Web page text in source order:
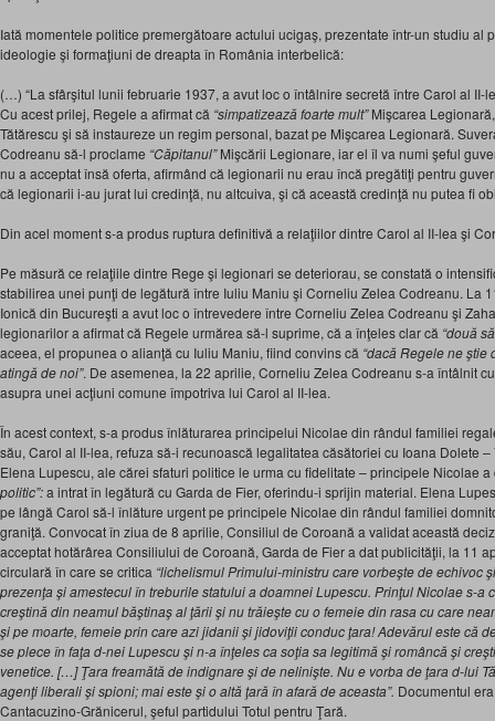
Iată momentele politice premergătoare actului ucigaş, prezentate într-un studiu al
ideologie şi formaţiuni de dreapta în România interbelică:
(…) “La sfârşitul lunii februarie 1937, a avut loc o întâlnire secretă între Carol al II-
Cu acest prilej, Regele a afirmat că “simpatizează foarte mult”Mişcarea
Tătărescu şi să instaureze un regim personal, bazat pe Mişcarea Legionară.
Codreanu să-l proclame “Căpitanul”Mişcării Legionare, iar el îl va numi şeful
nu a acceptat însă oferta, afirmând că legionarii nu erau încă pregătiţi pentru
că legionarii i-au jurat lui credinţă, nu altcuiva, şi că această credinţă nu putea fi
Din acel moment s-a produs ruptura definitivă a relaţiilor dintre Carol al II-lea şi
Pe măsură ce relaţiile dintre Rege şi legionari se deteriorau, se constată o
stabilirea unei punţi de legătură între Iuliu Maniu şi Corneliu Zelea Codreanu. La
Ionică din Bucureşti a avut loc o întrevedere între Corneliu Zelea Codreanu şi
legionarilor a afirmat că Regele urmărea să-l suprime, că a înţeles clar că “două
aceea, el propunea o alianţă cu Iuliu Maniu, fiind convins că “dacă Regele ne ştie
atingă de noi”. De asemenea, la 22 aprilie, Corneliu Zelea Codreanu s-a întâlnit
asupra unei acţiuni comune împotriva lui Carol al II-lea.
În acest context, s-a produs înlăturarea principelui Nicolae din rândul familiei
său, Carol al II-lea, refuza să-i recunoască legalitatea căsătoriei cu Ioana Dolete
Elena Lupescu, ale cărei sfaturi politice le urma cu fidelitate – principele Nicolae
politic”:a intrat în legătură cu Garda de Fier, oferindu-i sprijin material. Elena
pe lângă Carol să-l înlăture urgent pe principele Nicolae din rândul familiei
graniţă. Convocat în ziua de 8 aprilie, Consiliul de Coroană a validat această
acceptat hotărârea Consiliului de Coroană, Garda de Fier a dat publicităţii, la 11
circulară în care se critica “lichelismul Primului-ministru care vorbeşte de echivoc
prezenţa şi amestecul în treburile statului a doamnei Lupescu. Prinţul Nicolae s-a
creştină din neamul băştinaş al ţării şi nu trăieşte cu o femeie din rasa cu care
şi pe moarte, femeie prin care azi jidanii şi jidoviţii conduc ţara! Adevărul este că
se plece în faţa d-nei Lupescu şi n-a înţeles ca soţia sa legitimă şi româncă şi
venetice. […] Ţara freamătă de indignare şi de nelinişte. Nu e vorba de ţara d-lui
agenţi liberali şi spioni; mai este şi o altă ţară în afară de aceasta”. Documentul
Cantacuzino-Grănicerul, şeful partidului Totul pentru Ţară.